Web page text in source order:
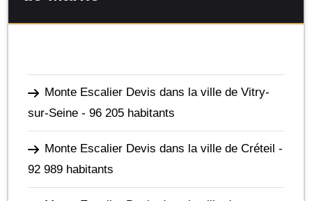
Monte Escalier Devis dans la ville de Vitry-
sur-Seine - 96 205 habitants
Monte Escalier Devis dans la ville de Créteil -
92 989 habitants